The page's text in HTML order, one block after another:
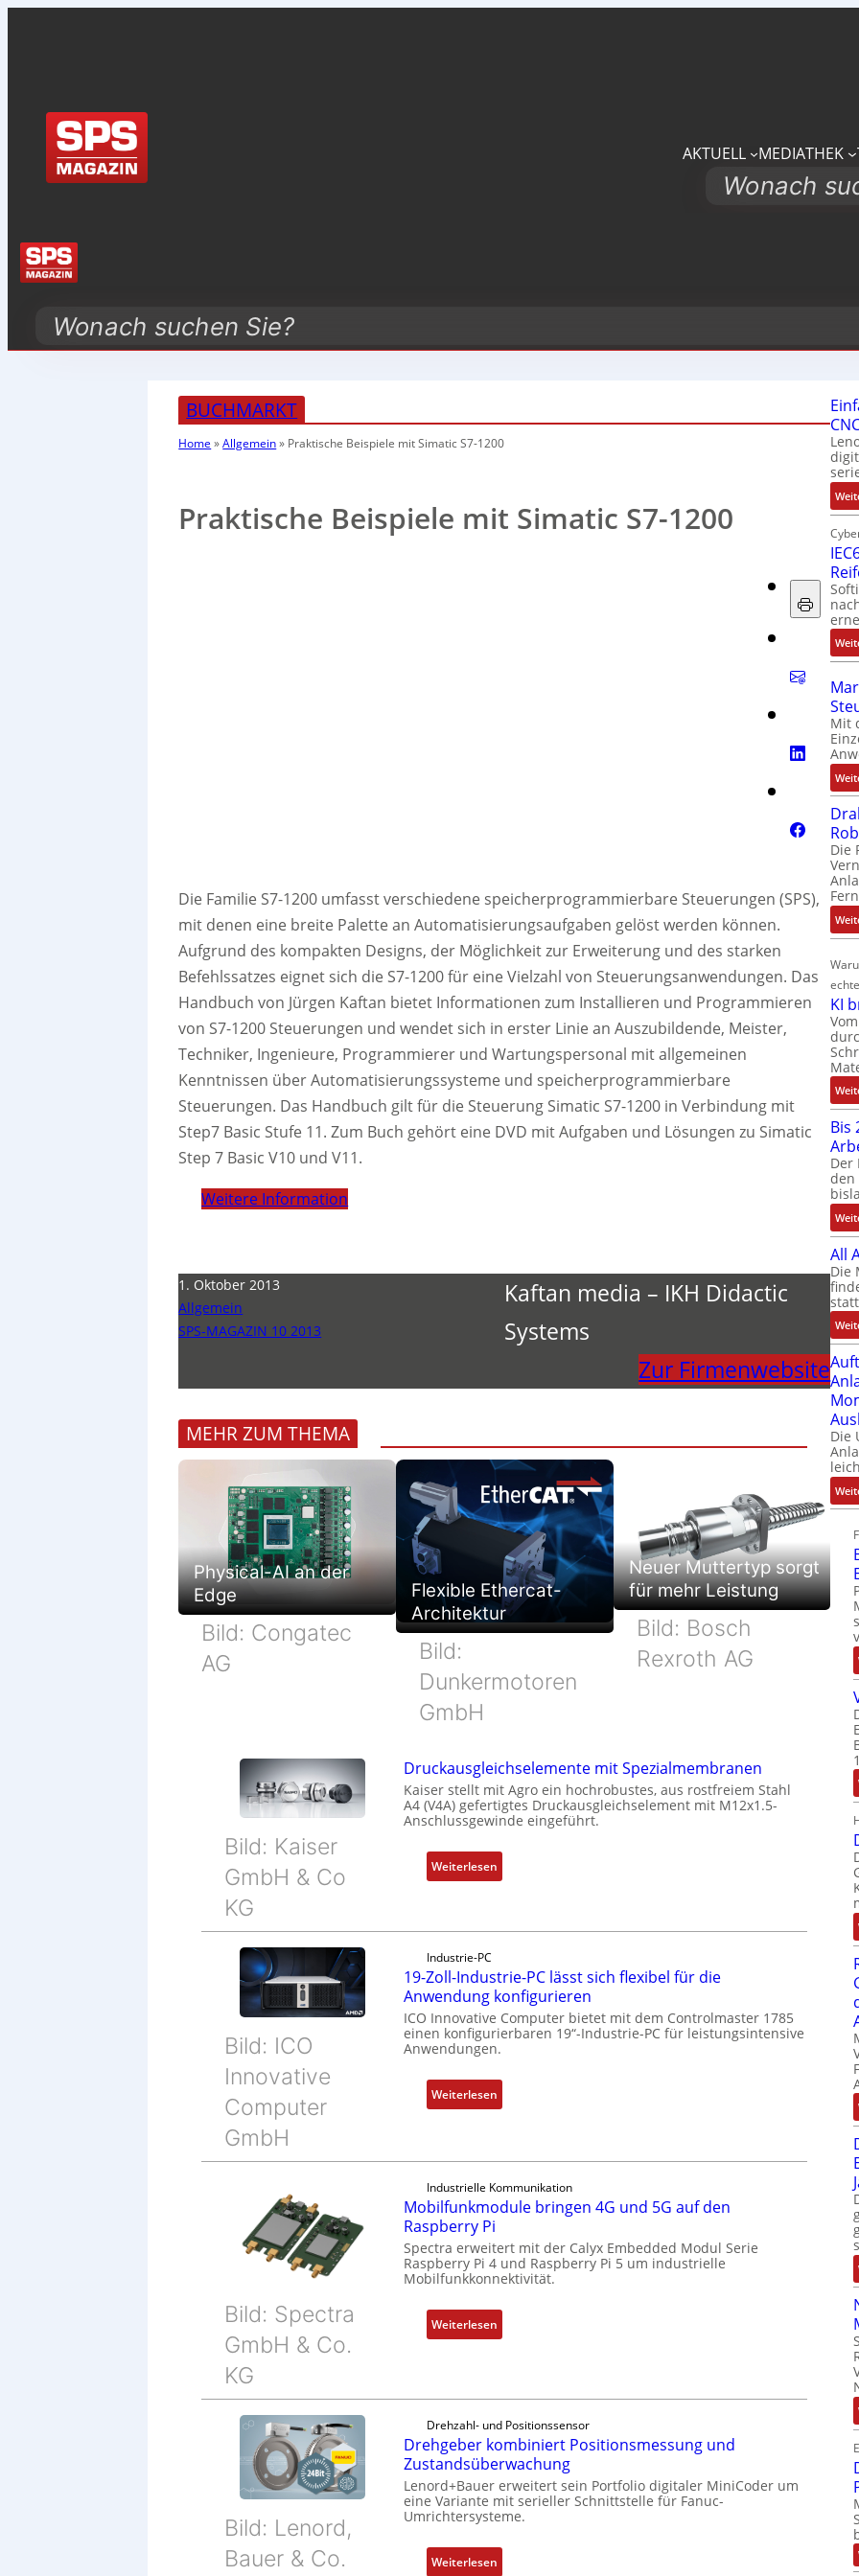
AKTUELL MEDIATHEK
Search
Search
BUCHMARKT
Home »Allgemein» Praktische Beispiele mit Simatic S7-1200
Praktische Beispiele mit Simatic S7-1200
Die Familie S7-1200 umfasst verschiedene speicherprogrammierbare Steuerungen (SPS),
mit denen eine breite Palette an Automatisierungsaufgaben gelöst werden können.
Aufgrund des kompakten Designs, der Möglichkeit zur Erweiterung und des starken
Befehlssatzes eignet sich die S7-1200 für eine Vielzahl von Steuerungsanwendungen. Das
Handbuch von Jürgen Kaftan bietet Informationen zum Installieren und Programmieren
von S7-1200 Steuerungen und wendet sich in erster Linie an Auszubildende, Meister,
Techniker, Ingenieure, Programmierer und Wartungspersonal mit allgemeinen
Kenntnissen über Automatisierungssysteme und speicherprogrammierbare
Steuerungen. Das Handbuch gilt für die Steuerung Simatic S7-1200 in Verbindung mit
Step7 Basic Stufe 11. Zum Buch gehört eine DVD mit Aufgaben und Lösungen zu Simatic
Step 7 Basic V10 und V11.
Weitere Information
1. Oktober 2013
Allgemein
SPS-MAGAZIN 10 2013
Kaftan media – IKH Didactic
Systems
Zur Firmenwebsite
MEHR ZUM THEMA
Physical-AI an der
Edge
Bild: Congatec
AG
Flexible Ethercat-
Architektur
Bild:
Dunkermotoren
GmbH
Neuer Muttertyp sorgt
für mehr Leistung
Bild: Bosch
Rexroth AG
Bild: Kaiser
GmbH & Co
KG
Druckausgleichselemente mit Spezialmembranen
Kaiser stellt mit Agro ein hochrobustes, aus rostfreiem Stahl
A4 (V4A) gefertigtes Druckausgleichselement mit M12x1.5-
Anschlussgewinde eingeführt.
Weiterlesen:
D
a
u
s
g
e
i
s
e
l
m
e
n
t
e
p
e
z
i
a
m
e
Bild: ICO
Innovative
Computer
GmbH
Industrie-PC
19-Zoll-Industrie-PC lässt sich flexibel für die
Anwendung konfigurieren
ICO Innovative Computer bietet mit dem Controlmaster 1785
einen konfigurierbaren 19“-Industrie-PC für leistungsintensive
Anwendungen.
Weiterlesen:
1
o
l
-
I
d
u
r
-
C
l
Bild: Spectra
GmbH & Co.
KG
Industrielle Kommunikation
Mobilfunkmodule bringen 4G und 5G auf den
Raspberry Pi
Spectra erweitert mit der Calyx Embedded Modul Serie
Raspberry Pi 4 und Raspberry Pi 5 um industrielle
Mobilfunkkonnektivität.
Weiterlesen:
M
i
l
f
u
n
k
m
o
d
Bild: Lenord,
Bauer & Co.
Drehzahl- und Positionssensor
Drehgeber kombiniert Positionsmessung und
Zustandsüberwachung
Lenord+Bauer erweitert sein Portfolio digitaler MiniCoder um
eine Variante mit serieller Schnittstelle für Fanuc-
Umrichtersysteme.
Weiterlesen:
Mit
Die
KI
Bis
Der
den
All
Die
Die